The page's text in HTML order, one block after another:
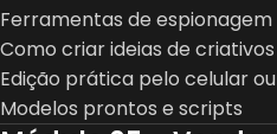
Ferramentas de espionagem
Como criar ideias de criativos
Edição prática pelo celular ou
Modelos prontos e scripts